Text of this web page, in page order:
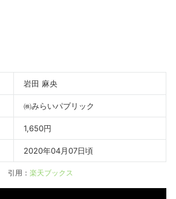
岩田 麻央
㈱みらいパブリック
1,650円
2020年04月07日頃
引用： 楽天ブックス